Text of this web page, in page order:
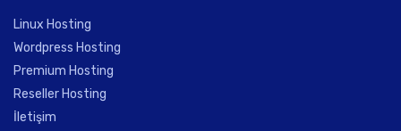
Linux Hosting
Wordpress Hosting
Premium Hosting
Reseller Hosting
İletişim